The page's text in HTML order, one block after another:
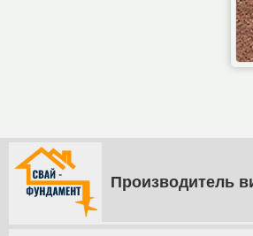
Производитель